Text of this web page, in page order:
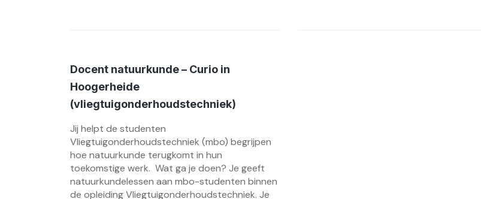
Docent natuurkunde – Curio in
Hoogerheide
(vliegtuigonderhoudstechniek)
Jij helpt de studenten
Vliegtuigonderhoudstechniek (mbo) begrijpen
hoe natuurkunde terugkomt in hun
toekomstige werk. Wat ga je doen? Je geeft
natuurkundelessen aan mbo-studenten binnen
de opleiding Vliegtuigonderhoudstechniek. Je